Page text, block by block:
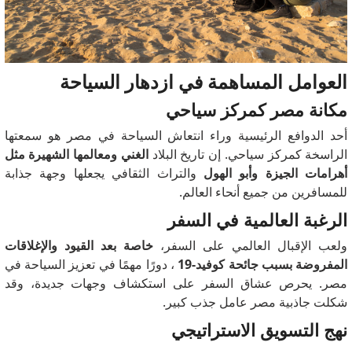
العوامل المساهمة في ازدهار السياحة
مكانة مصر كمركز سياحي
أحد الدوافع الرئيسية وراء انتعاش السياحة في مصر هو سمعتها
الراسخة كمركز سياحي. إن تاريخ البلادالغني ومعالمها الشهيرة مثل
أهرامات الجيزة وأبو الهول والتراث الثقافي يجعلها وجهة جذابة
للمسافرين من جميع أنحاء العالم.
الرغبة العالمية في السفر
ولعب الإقبال العالمي على السفر،خاصة بعد القيود والإغلاقات
المفروضة بسبب جائحة كوفيد-19
، دورًا مهمًا في تعزيز السياحة في
مصر. يحرص عشاق السفر على استكشاف وجهات جديدة، وقد
شكلت جاذبية مصر عامل جذب كبير.
نهج التسويق الاستراتيجي